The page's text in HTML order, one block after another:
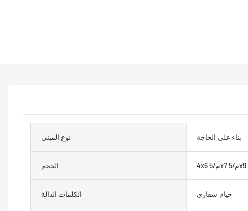
نوع المبنى بناء على الحاجة
الحجم
الكلمات الدالة خيام سفاري